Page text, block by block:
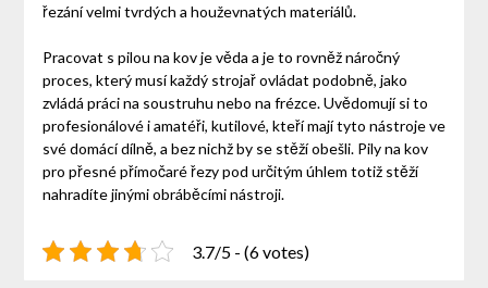
řezání velmi tvrdých a houževnatých materiálů.
Pracovat s pilou na kov je věda a je to rovněž náročný
proces, který musí každý strojař ovládat podobně, jako
zvládá práci na soustruhu nebo na frézce. Uvědomují si to
profesionálové i amatéři, kutilové, kteří mají tyto nástroje ve
své domácí dílně, a bez nichž by se stěží obešli. Pily na kov
pro přesné přímočaré řezy pod určitým úhlem totiž stěží
nahradíte jinými obráběcími nástroji.
3.7/5 - (6 votes)